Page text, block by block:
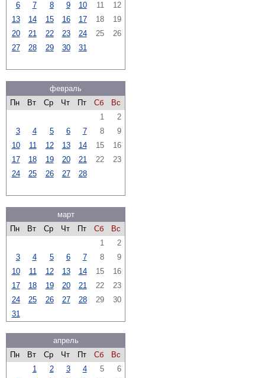
6
7 8 9 10 11
12
13
14 15 16 17 18
19
20
21 22 23 24 25
26
27
28 29 30 31
февраль
Пн
Вт Ср Чт Пт Сб
Вс
1
2
3
4 5 6 7 8
9
10
11 12 13 14 15
16
17
18 19 20 21 22
23
24
25 26 27 28
март
Пн
Вт Ср Чт Пт Сб
Вс
1
2
3
4 5 6 7 8
9
10
11 12 13 14 15
16
17
18 19 20 21 22
23
24
25 26 27 28 29
30
31
апрель
Пн
Вт Ср Чт Пт Сб
Вс
1
2 3 4 5
6